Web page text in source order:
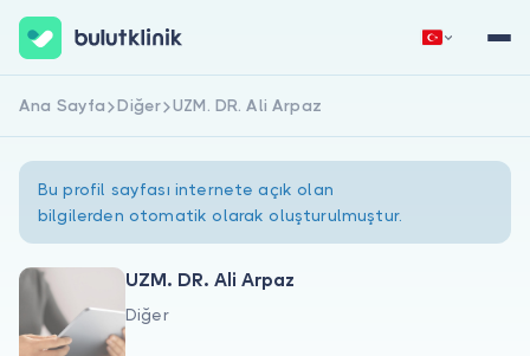
Hakkımızda
Hemen Kaydol
Ana Sayfa Diğer UZM. DR. Ali Arpaz
Bu profil sayfası internete açık olan
bilgilerden otomatik olarak oluşturulmuştur.
UZM. DR. Ali Arpaz
Diğer